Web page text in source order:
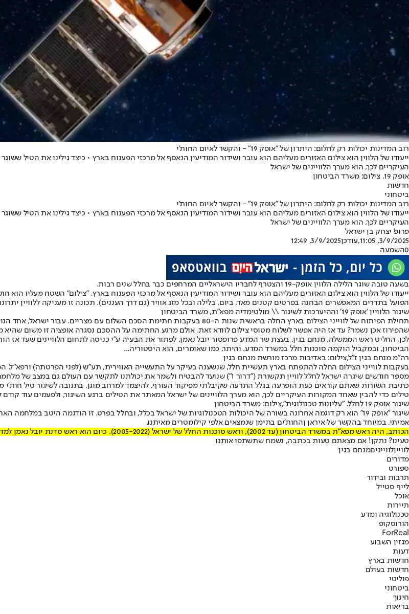
רוב המדינות יכולות רק לחלום: היתרון של "אופק 19" - והקשר לאיום החות'י
העיקריים לכך, הוא מערך הלוויינים של ישראל
אופק 19. צילום: משרד הביטחון
חדשות
ביטחוני
רוב המדינות יכולות רק לחלום: היתרון של "אופק 19" - והקשר לאיום החות'י
העיקריים לכך, הוא מערך הלוויינים של ישראל
פרופ' יצחק בן ישראל
3/9/2025, 11:05
,עודכן3/9/2025, 12:49
0השמעה
בשעה טובה שוגר הלילה הלווין אופק-19 והצטרף לחבריו הישראליים המרחפים כבר בחלל שנים רבות.
הפועל בתדרים המאפשרים הבחנה בפרטים קטנים מאד, ביום, בלילה ובכל מזג אוויר (גם דרך העננים). תכונה זו מעניקה ללוויין
שיגור הלוויין ׳אופק 19׳ וההיערכות לשיגור \\ מולטימדיה מפא״ת, משרד הביטחון
תחילת הפיתוח של לווייני הצילום בארץ החלה בראשית שנות ה-80 בעקבות חתימת הסכם
שהפירוז אכן נשמר? עד אז היה אפשר לשלוח מטוסי צילום לוודא זאת. אולם מרגע החתימה על ההסכם נסגרה אופציה זו משום שהיא
לכן, החליט ראש הממשלה, מנחם בגין, בעצת שר המדע פרופסור יובל נאמן, לפתור את הבעיה ע"י כניסה לתחום הלוויינים שעד
הביטחון, ובמקביל הוקמה סוכנות חלל במשרד המדע. והיתר, כמו שאומרים, הוא היסטוריה...
רה"מ מנחם בגין ז"ל,צילום: באדיבות מרכז מורשת מנחם בגין
בעקבות לווייני הצילום החלה להתפתח בארץ תעשיית חלל, שנשענה בעיקר על התעשייה האווירית, תע"ש (לפני הפרטתה) ורפא"ל.
מספר חודשים שיגרה ישראל לחלל לוויין תקשורת ("דרור 1") שנועד להבטיח ולשמר את יכולתנו לתקשר עם העולם גם במצב של מלחמה וניתוק של קווי תקשורת פיזיים.
טילים כדי להבין שאחד המקורות העיקריים לכך, הוא מערך הלוויינים של ישראל המאתר את הטילים ברגע השיגור, ולפעמים עוד קודם
שיגור אופק 19 לחלל. "עליונות טכנולוגית",צילום: משרד הביטחון
שיגור "אופק 19" הוא רק דוגמה אחרונה בשורה של היכולות הטכנולוגיות של ישראל בכלל, ובחלל בפרט. זו הודגמה היטב
אמיתי, במיוחד בהקשר של איראן ןהחות'ים בתימן שנמצאים אלפי קילומטרים מאיתנו.
הכותב, היה ראש מפא"ת במשרד הביטחון (עד 2002), וראש סוכנות החלל של ישראל (2005-2022). כיום הוא ראש סדנת יובל נאמן למדע טכנולוגיה וביטחון וראש מרכז הסייבר באוניברסיטת ת"א.
טעינו? נתקן! אם מצאתם טעות בכתבה, נשמח שתשתפו אותנו
לווייןלווייניםמנחם בגין
מדורים
ספורט
תרבות ובידור
לייף סטייל
אוכל
תיירות
טכנולוגיה ומדע
הורוסקופ
ForReal
מגזין השבוע
דעות
חדשות בארץ
חדשות בעולם
פוליטי
ביטחוני
חינוך
בריאות